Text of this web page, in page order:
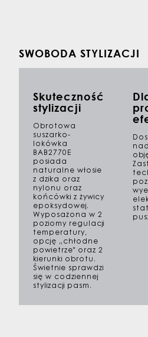
SWOBODA STYLIZACJI
Skuteczność
stylizacji
Obrotowa
suszarko-
lokówka
BAB2770E
posiada
naturalne włosie
z dzika oraz
nylonu oraz
końcówki z żywicy
epoksydowej.
Wyposażona w 2
poziomy regulacji
temperatury,
opcję „chłodne
powietrze" oraz 2
kierunki obrotu.
Świetnie sprawdzi
się w codziennej
stylizacji pasm.